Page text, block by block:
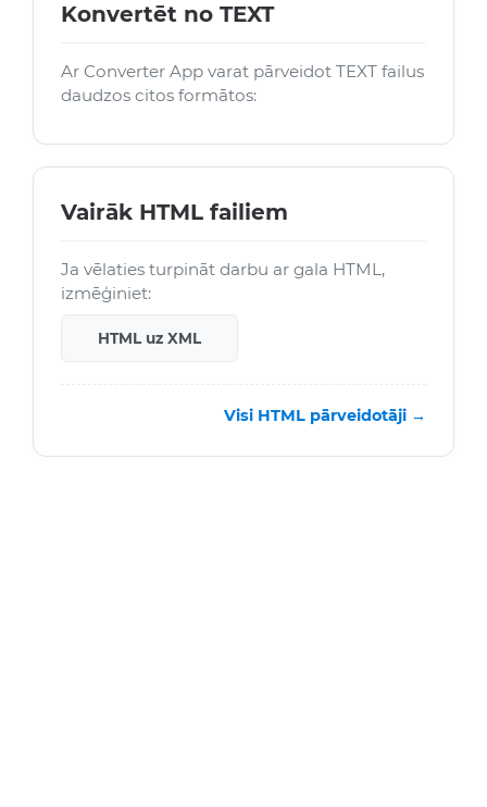
Konvertēt no TEXT
Ar Converter App varat pārveidot TEXT failus
daudzos citos formātos:
Vairāk HTML failiem
Ja vēlaties turpināt darbu ar gala HTML,
izmēģiniet:
HTML uz XML
Visi HTML pārveidotāji →